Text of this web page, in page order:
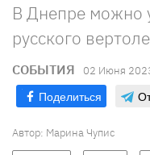
В Днепре можно
русского
СОБЫТИЯ 02 Июня
Поделиться
Автор: Марина Чупис